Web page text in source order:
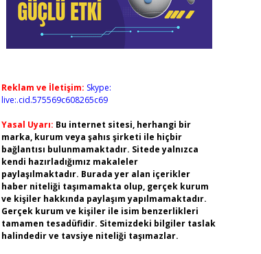
Reklam ve İletişim: Skype:
live:.cid.575569c608265c69
Yasal Uyarı: Bu internet sitesi, herhangi bir
marka, kurum veya şahıs şirketi ile hiçbir
bağlantısı bulunmamaktadır. Sitede yalnızca
kendi hazırladığımız makaleler
paylaşılmaktadır. Burada yer alan içerikler
haber niteliği taşımamakta olup, gerçek kurum
ve kişiler hakkında paylaşım yapılmamaktadır.
Gerçek kurum ve kişiler ile isim benzerlikleri
tamamen tesadüfidir. Sitemizdeki bilgiler taslak
halindedir ve tavsiye niteliği taşımazlar.